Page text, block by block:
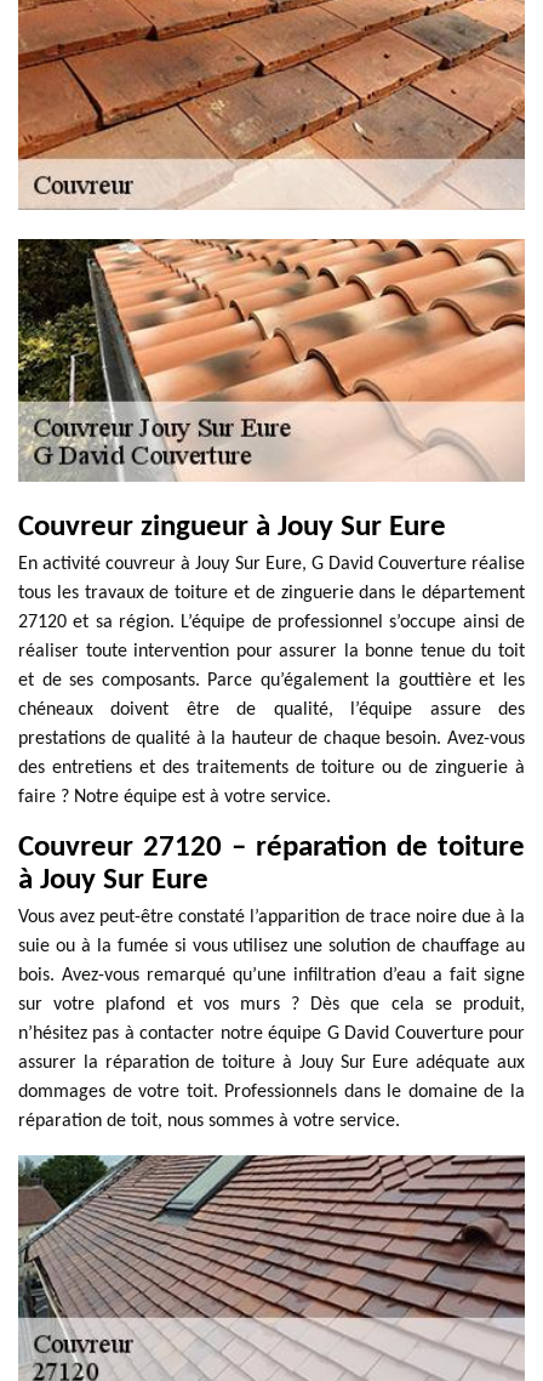
Couvreur zingueur à Jouy Sur Eure
En activité couvreur à Jouy Sur Eure, G David Couverture réalise
tous les travaux de toiture et de zinguerie dans le département
27120 et sa région. L’équipe de professionnel s’occupe ainsi de
réaliser toute intervention pour assurer la bonne tenue du toit
et de ses composants. Parce qu’également la gouttière et les
chéneaux doivent être de qualité, l’équipe assure des
prestations de qualité à la hauteur de chaque besoin. Avez-vous
des entretiens et des traitements de toiture ou de zinguerie à
faire ? Notre équipe est à votre service.
Couvreur 27120 – réparation de toiture
à Jouy Sur Eure
Vous avez peut-être constaté l’apparition de trace noire due à la
suie ou à la fumée si vous utilisez une solution de chauffage au
bois. Avez-vous remarqué qu’une infiltration d’eau a fait signe
sur votre plafond et vos murs ? Dès que cela se produit,
n’hésitez pas à contacter notre équipe G David Couverture pour
assurer la réparation de toiture à Jouy Sur Eure adéquate aux
dommages de votre toit. Professionnels dans le domaine de la
réparation de toit, nous sommes à votre service.